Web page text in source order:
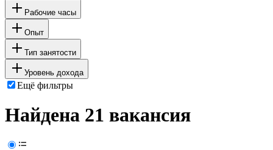
Рабочие часы
Опыт
Тип занятости
Уровень дохода
Ещё фильтры
Найдена 21 вакансия